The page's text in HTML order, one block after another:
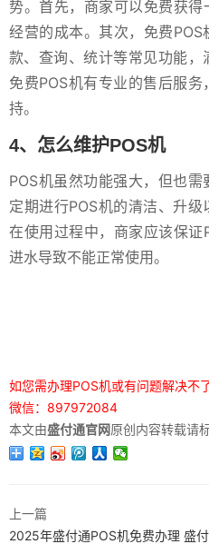
势。首先，商家可以免费获
经营的成本。其次，免费
款、查询、统计等常见功能，
免费POS机有专业的售后服
持。
4、怎么维护POS机
POS机虽然功能强大，但也
定期进行POS机的清洁、升级
在使用过程中，商家应该保证
进水导致不能正常使用。
如您需办理POS机或有问题解决不
微信：897972084
本文由盛付通官网原创内容转载请
上一篇
2025年盛付通POS机免费办理 盛